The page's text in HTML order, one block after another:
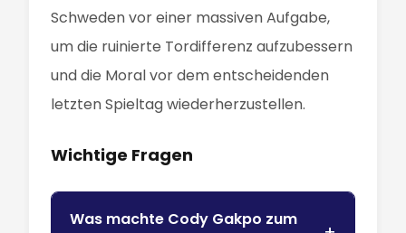
Schweden vor einer massiven Aufgabe,
um die ruinierte Tordifferenz aufzubessern
und die Moral vor dem entscheidenden
letzten Spieltag wiederherzustellen.
Wichtige Fragen
Was machte Cody Gakpo zum